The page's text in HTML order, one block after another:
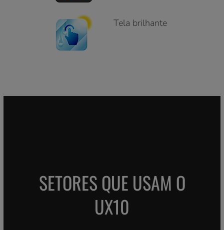
RAM/256 GB de
GPS dedicado